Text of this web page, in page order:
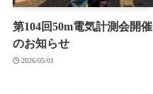
第104回50m電気計測会開催
のお知らせ
2026/05/01